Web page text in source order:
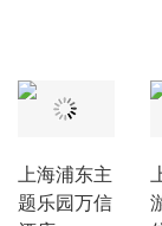
上海浦东主
题乐园万信